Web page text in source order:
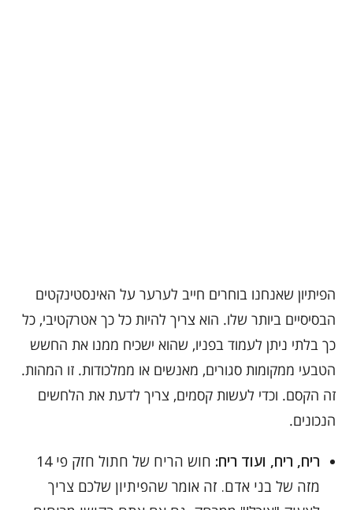
הפיתיון שאנחנו בוחרים חייב לערער על האינסטינקטים
הבסיסיים ביותר שלו. הוא צריך להיות כל כך אטרקטיבי, כל
כך בלתי ניתן לעמוד בפניו, שהוא ישכיח ממנו את החשש
הטבעי ממקומות סגורים, מאנשים או ממלכודות. זו המהות.
זה הקסם. וכדי לעשות קסמים, צריך לדעת את הלחשים
הנכונים.
ריח, ריח, ועוד ריח:
חוש הריח של חתול חזק פי 14
מזה של בני אדם. זה אומר שהפיתיון שלכם צריך